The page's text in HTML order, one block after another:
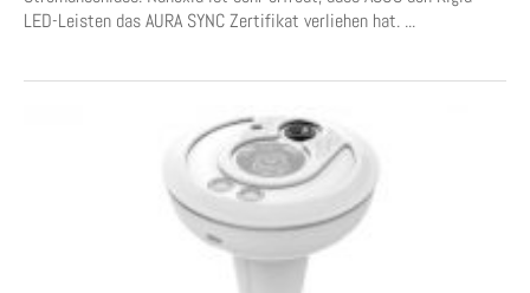
LED-Leisten das AURA SYNC Zertifikat verliehen hat. ...